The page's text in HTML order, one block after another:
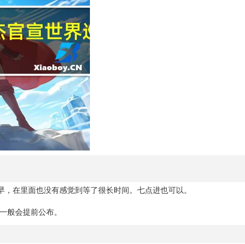
在里面也没有感觉到等了很长时间。七点进也可以。
般会提前公布。